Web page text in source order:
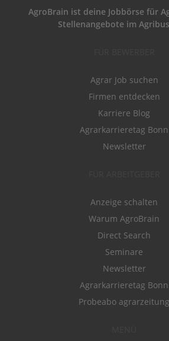
AgroBrain ist deine Jobbörse für
Stellenangebote im
Agrar Job suchen
Firmen entdecken
Karriere Blog
Agrarkarrieretag Bonn
Newsletter
Anzeige schalten
Warum AgroBrain
Direct Search
Seminare
Newsletter
Agrarkarrieretag Bonn
Probeabo agrarzeitung